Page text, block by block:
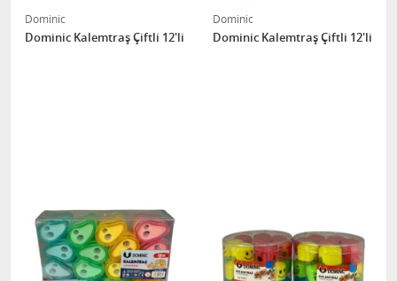
Dominic
Dominic Kalemtraş Çiftli 12'li
Dominic
Dominic Kalemtraş Çiftli 12'li